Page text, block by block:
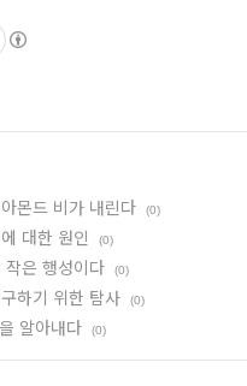
몬드 비가 내린다
(0)
대한 원인 (0)
작은 행성이다 (0)
하기 위한 탐사 (0)
알아내다 (0)